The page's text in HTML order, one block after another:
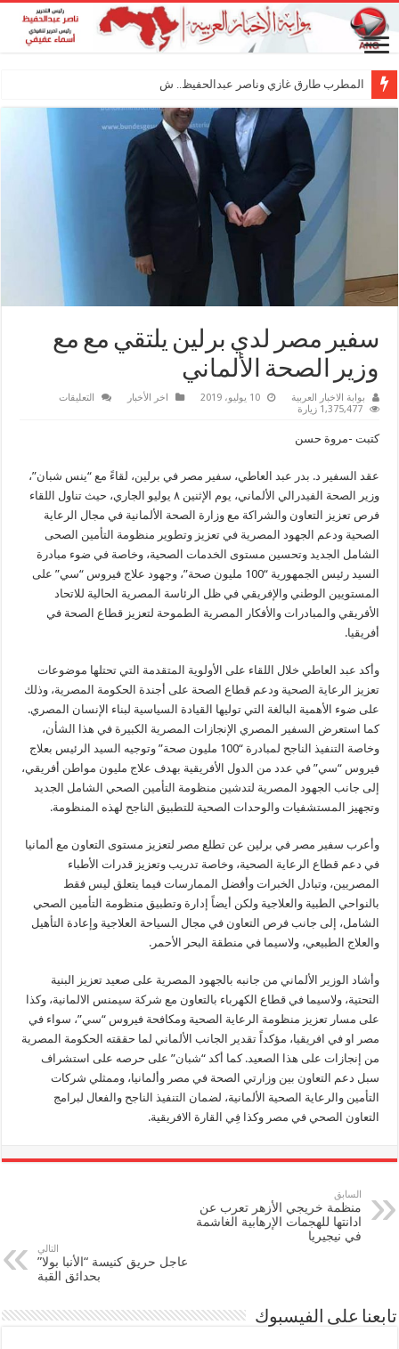
المطرب طارق غازي وناصر عبدالحفيظ.. شراكة فني
سفير مصر لدي برلين يلتقي مع مع
وزير الصحة الألماني
بوابة الاخبار العربية 10 يوليو، 2019 اخر الأخبار التعليقات
مع
وزير
الصحة
الألماني
مغلقة
1,375,477 زيارة
كتبت -مروة حسن
عقد السفير د. بدر عبد العاطي، سفير مصر في برلين، لقاءً مع “ينس شبان”،
وزير الصحة الفيدرالي الألماني، يوم الإثنين ٨ يوليو الجاري، حيث تناول اللقاء
فرص تعزيز التعاون والشراكة مع وزارة الصحة الألمانية في مجال الرعاية
الصحية ودعم الجهود المصرية في تعزيز وتطوير منظومة التأمين الصحى
الشامل الجديد وتحسين مستوى الخدمات الصحية، وخاصة في ضوء مبادرة
السيد رئيس الجمهورية “100 مليون صحة”، وجهود علاج فيروس “سي” على
المستويين الوطني والإفريقي في ظل الرئاسة المصرية الحالية للاتحاد
الأفريقي والمبادرات والأفكار المصرية الطموحة لتعزيز قطاع الصحة في
أفريقيا.
وأكد عبد العاطي خلال اللقاء على الأولوية المتقدمة التي تحتلها موضوعات
تعزيز الرعاية الصحية ودعم قطاع الصحة على أجندة الحكومة المصرية، وذلك
على ضوء الأهمية البالغة التي توليها القيادة السياسية لبناء الإنسان المصري.
كما استعرض السفير المصري الإنجازات المصرية الكبيرة في هذا الشأن،
وخاصة التنفيذ الناجح لمبادرة “100 مليون صحة” وتوجيه السيد الرئيس بعلاج
فيروس “سي” في عدد من الدول الأفريقية بهدف علاج مليون مواطن أفريقي،
إلى جانب الجهود المصرية لتدشين منظومة التأمين الصحي الشامل الجديد
وتجهيز المستشفيات والوحدات الصحية للتطبيق الناجح لهذه المنظومة.
وأعرب سفير مصر في برلين عن تطلع مصر لتعزيز مستوى التعاون مع ألمانيا
في دعم قطاع الرعاية الصحية، وخاصة تدريب وتعزيز قدرات الأطباء
المصريين، وتبادل الخبرات وأفضل الممارسات فيما يتعلق ليس فقط
بالنواحي الطبية والعلاجية ولكن أيضاً إدارة وتطبيق منظومة التأمين الصحي
الشامل، إلى جانب فرص التعاون في مجال السياحة العلاجية وإعادة التأهيل
والعلاج الطبيعي، ولاسيما في منطقة البحر الأحمر.
وأشاد الوزير الألماني من جانبه بالجهود المصرية على صعيد تعزيز البنية
التحتية، ولاسيما في قطاع الكهرباء بالتعاون مع شركة سيمنس الالمانية، وكذا
على مسار تعزيز منظومة الرعاية الصحية ومكافحة فيروس “سي”، سواء في
مصر او في افريقيا، مؤكداً تقدير الجانب الألماني لما حققته الحكومة المصرية
من إنجازات على هذا الصعيد. كما أكد “شبان” على حرصه على استشراف
سبل دعم التعاون بين وزارتي الصحة في مصر وألمانيا، وممثلي شركات
التأمين والرعاية الصحية الألمانية، لضمان التنفيذ الناجح والفعال لبرامج
التعاون الصحي في مصر وكذا فِي القارة الافريقية.
السابق
منظمة خريجي الأزهر تعرب عن
ادانتها للهجمات الإرهابية الغاشمة
في نيجيريا
التالي
عاجل حريق كنيسة “الأنبا بولا”
بحدائق القبة
تابعنا على الفيسبوك